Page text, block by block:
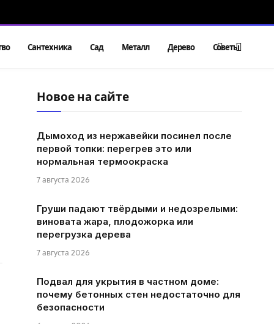
Сантехника Сад Металл Дерево Советы
Новое на сайте
Дымоход из нержавейки посинел после
первой топки: перегрев это или
нормальная термоокраска
7 августа 2026
Груши падают твёрдыми и недозрелыми:
виновата жара, плодожорка или
перегрузка дерева
7 августа 2026
Подвал для укрытия в частном доме:
почему бетонных стен недостаточно для
безопасности